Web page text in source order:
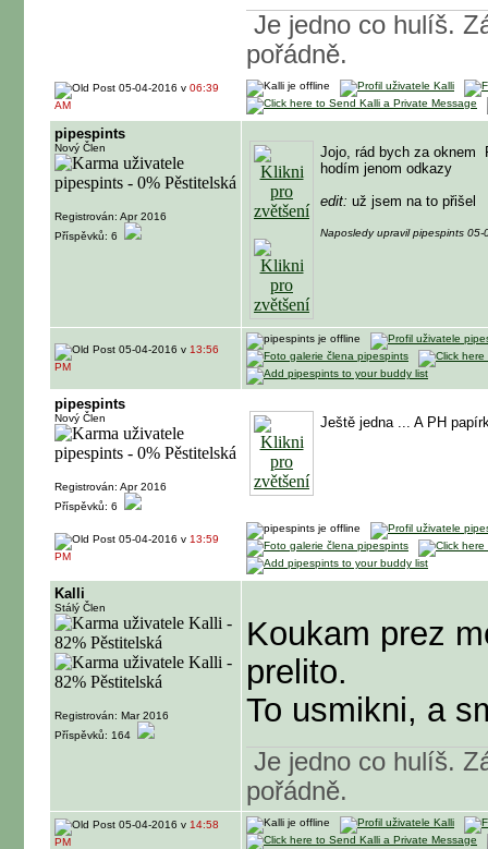
Je jedno co hulíš.
pořádně.
05-04-2016 v 06:39
AM
pipespints
Nový Člen
Registrován: Apr 2016
Příspěvků: 6
Jojo, rád bych za oknem
hodím jenom odkazy
edit: už jsem na to přišel
Naposledy upravil pipespints
05-04-2016 v 13:56
PM
pipespints
Nový Člen
Registrován: Apr 2016
Příspěvků: 6
Ještě jedna ... A PH
05-04-2016 v 13:59
PM
Kalli
Stálý Člen
Registrován: Mar 2016
Příspěvků: 164
Koukam prez
prelito.
To usmikni, a
Je jedno co hulíš.
pořádně.
05-04-2016 v 14:58
PM